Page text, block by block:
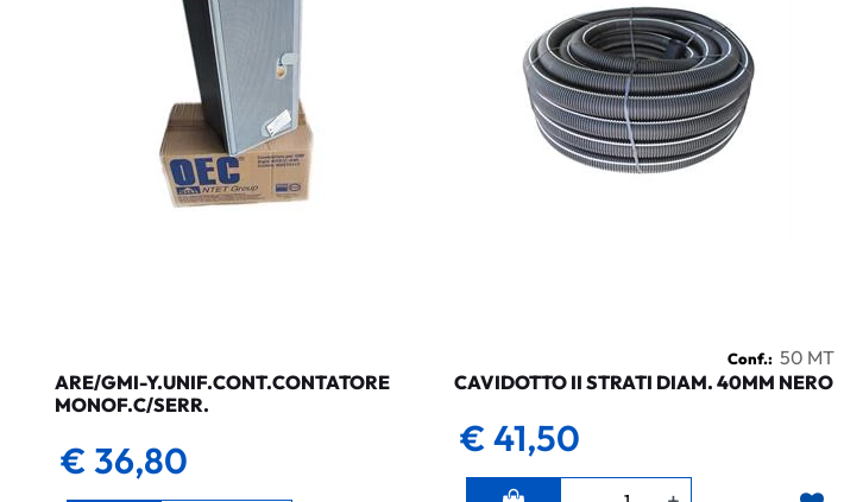
ARE/GMI-Y.UNIF.CONT.CONTATORE
MONOF.C/SERR.
€ 36,80
Conf.: 50 MT
CAVIDOTTO II STRATI DIAM. 40MM NERO
€ 41,50
Quantità